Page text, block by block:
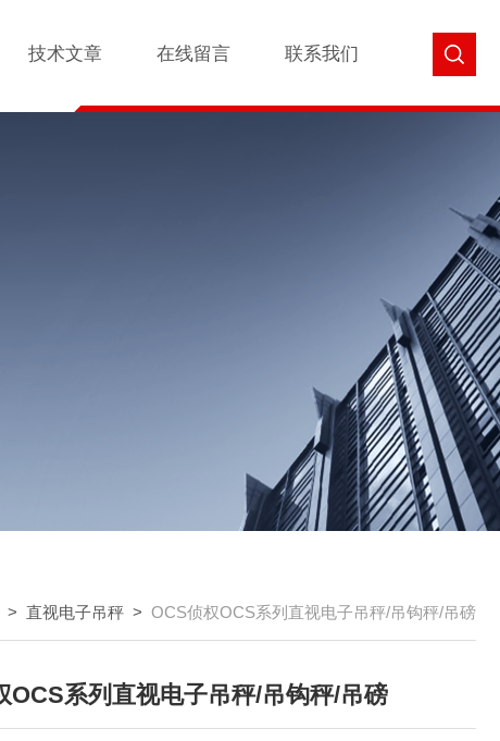
技术文章 在线留言 联系我们
> 直视电子吊秤 > OCS侦权OCS系列直视电子吊秤/吊钩秤/吊磅
OCS系列直视电子吊秤/吊钩秤/吊磅